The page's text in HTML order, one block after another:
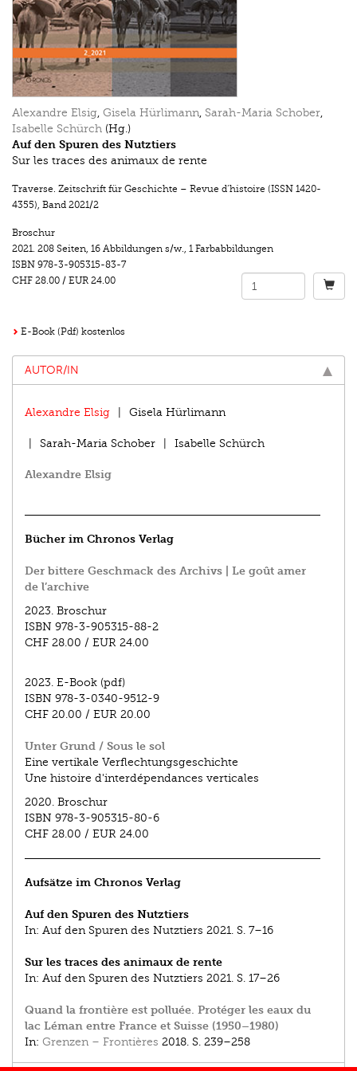
Alexandre Elsig, Gisela Hürlimann, Sarah-Maria Schober,
Isabelle Schürch (Hg.)
Auf den Spuren des Nutztiers
Sur les traces des animaux de rente
Traverse. Zeitschrift für Geschichte – Revue d’histoire (ISSN 1420-
4355), Band 2021/2
Broschur
2021. 208 Seiten, 16 Abbildungen s/w., 1 Farbabbildungen
ISBN 978-3-905315-83-7
CHF 28.00 / EUR 24.00
E-Book (Pdf) kostenlos
AUTOR/IN
Alexandre Elsig Gisela Hürlimann
Sarah-Maria Schober Isabelle Schürch
Alexandre Elsig
Bücher im Chronos Verlag
Der bittere Geschmack des Archivs | Le goût amer
de l’archive
2023. Broschur
ISBN 978-3-905315-88-2
CHF 28.00 / EUR 24.00
2023. E-Book (pdf)
ISBN 978-3-0340-9512-9
CHF 20.00 / EUR 20.00
Unter Grund / Sous le sol
Eine vertikale Verflechtungsgeschichte
Une histoire d'interdépendances verticales
2020. Broschur
ISBN 978-3-905315-80-6
CHF 28.00 / EUR 24.00
Aufsätze im Chronos Verlag
Auf den Spuren des Nutztiers
In: Auf den Spuren des Nutztiers 2021. S. 7–16
Sur les traces des animaux de rente
In: Auf den Spuren des Nutztiers 2021. S. 17–26
Quand la frontière est polluée. Protéger les eaux du
lac Léman entre France et Suisse (1950–1980)
In: Grenzen – Frontières 2018. S. 239–258